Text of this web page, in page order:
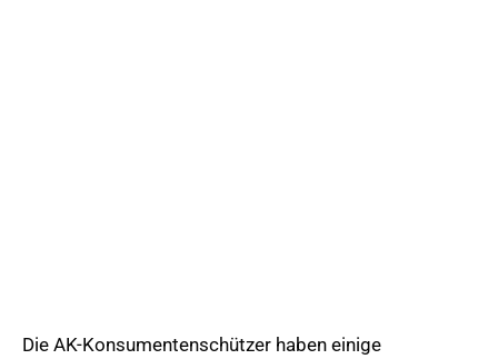
Die AK-Konsumentenschützer haben einige